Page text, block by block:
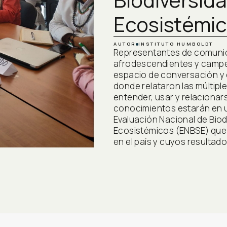
AUTOR INSTITUTO HUMBOLDT
Representantes de
afrodescendientes y
espacio de conversación
donde relataron las
entender, usar y
conocimientos estarán en
Evaluación Nacional de
Ecosistémicos (ENBSE)
en el país y cuyos